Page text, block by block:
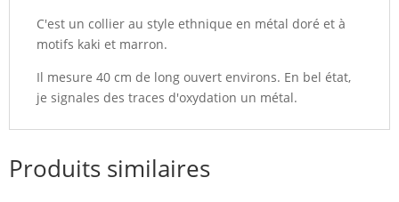
C'est un collier au style ethnique en métal doré et à
motifs kaki et marron.
Il mesure 40 cm de long ouvert environs. En bel état,
je signales des traces d'oxydation un métal.
Produits similaires